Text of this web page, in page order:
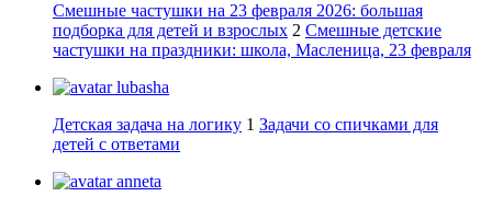
Смешные частушки на 23 февраля 2026: большая
подборка для детей и взрослых 2 Смешные детские
частушки на праздники: школа, Масленица, 23 февраля
lubasha
Детская задача на логику 1 Задачи со спичками для
детей с ответами
anneta